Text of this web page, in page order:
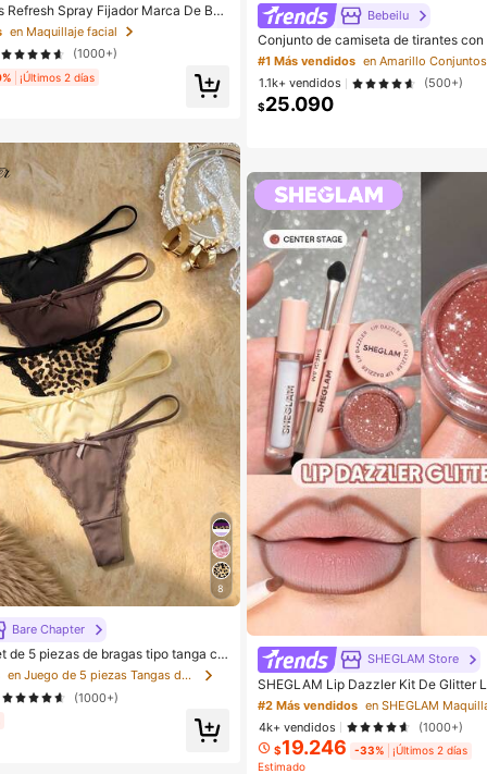
Refresh Spray Fijador Marca De Bell
Para Mujeres Y NiñAs
en Maquillaje facial
(1000+)
¡Últimos 2 días
8
Bare Chapter
de 5 piezas de bragas tipo tanga co
y parches de encaje con m
en Juego de 5 piezas Tangas de mujer
(1000+)
Bebeilu
Conjunto de camiseta de tirantes
y pantalones de cintura elástica a
de vacaciones para bebé niña
#1 Más vendidos en Amarillo
1.1k+ vendidos
(500+)
$25.090
SHEGLAM Store
SHEGLAM Lip Dazzler Kit De Glitter
age Lip Combo Marca De Belleza
aje Para Mujeres Y NiñAs
#2 Más vendidos en SHEGLAM
4k+ vendidos
(1000+)
$19.246 -33%
¡Últimos 2 días
Estimado